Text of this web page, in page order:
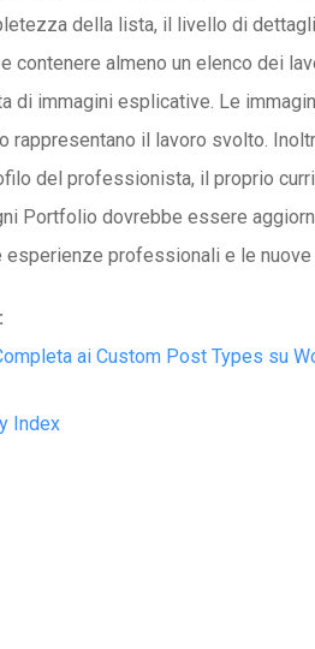
della lista, il livello di
contenere almeno un elenco dei
di immagini esplicative. Le
rappresentano il lavoro svolto.
del professionista, il proprio
Portfolio dovrebbe essere
esperienze professionali e le
ai Custom Post Types su
Index